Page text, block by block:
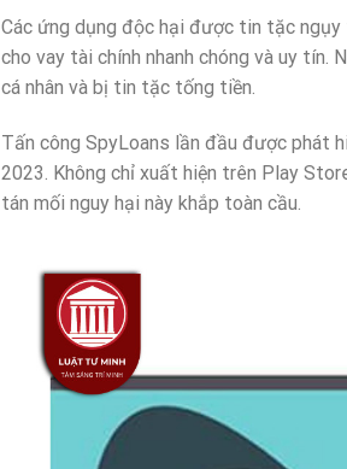
Các ứng dụng độc hại được tin tặc
cho vay tài chính nhanh chóng và uy tín.
cá nhân và bị tin tặc tống tiền.
Tấn công SpyLoans lần đầu được phát
2023. Không chỉ xuất hiện trên Play
tán mối nguy hại này khắp toàn cầu.